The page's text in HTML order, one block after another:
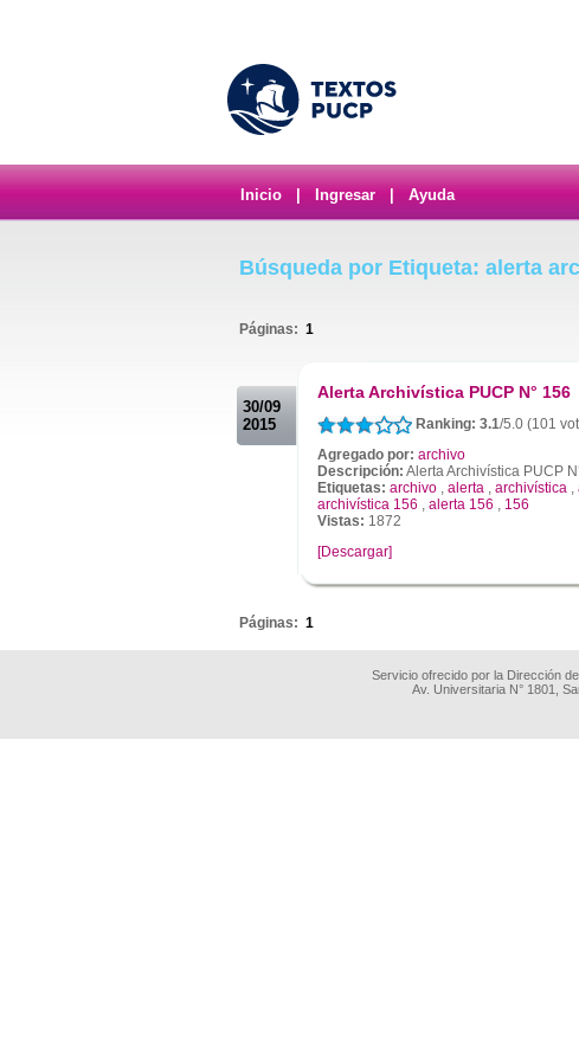
Inicio Ingresar Ayuda
Búsqueda por Etiqueta: alerta
Páginas: 1
30/09
2015
Alerta Archivística PUCP N° 156
Ranking: 3.1/5.0 (101
Agregado por: archivo
Descripción: Alerta Archivística PUCP
Etiquetas: archivo , alerta , archivística ,
archivística 156 , alerta 156 , 156
Vistas: 1872
[Descargar]
Páginas: 1
Servicio ofrecido por la Dirección
Av. Universitaria N° 1801,